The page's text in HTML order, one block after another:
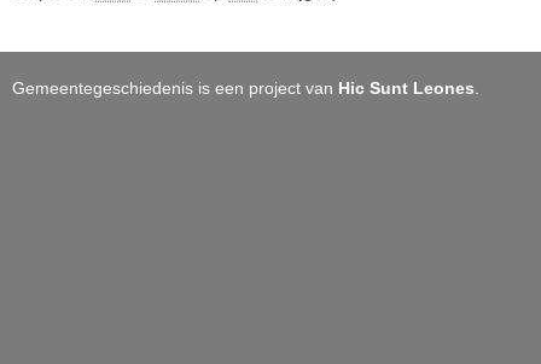
Gemeentegeschiedenis is een project van Hic Sunt Leones